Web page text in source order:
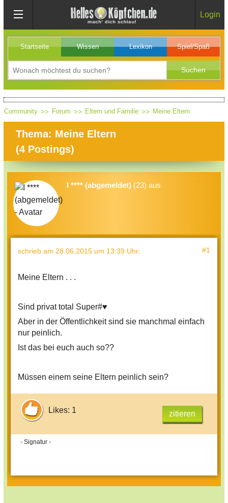
Login
Startseite Wissen Lexikon Spiel/Spaß
Community Forum Eltern und Familie Meine Eltern
Thema: Meine Eltern
(4 Postings)
I **** (abgemeldet) (23) aus
schrieb am 28.06.2015 um 13:39 Uhr: #1
Meine Eltern . . .
Sind privat total Super#♥
Aber in der Öffentlichkeit sind sie manchmal einfach
nur peinlich.
Ist das bei euch auch so??
Müssen einem seine Eltern peinlich sein?
Likes: 1 zitieren
- Signatur -